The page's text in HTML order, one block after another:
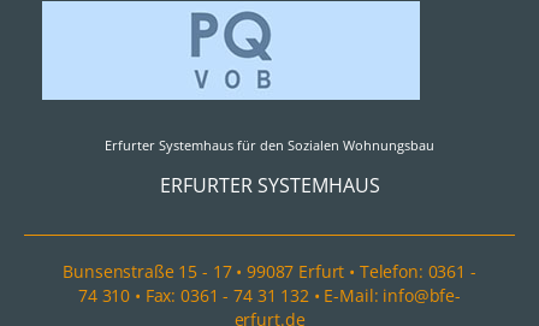
Erfurter Systemhaus für den Sozialen Wohnungsbau
ERFURTER SYSTEMHAUS
Bunsenstraße 15 - 17 • 99087 Erfurt • Telefon: 0361 -
74 310 • Fax: 0361 - 74 31 132 • E-Mail: info@bfe-
erfurt.de